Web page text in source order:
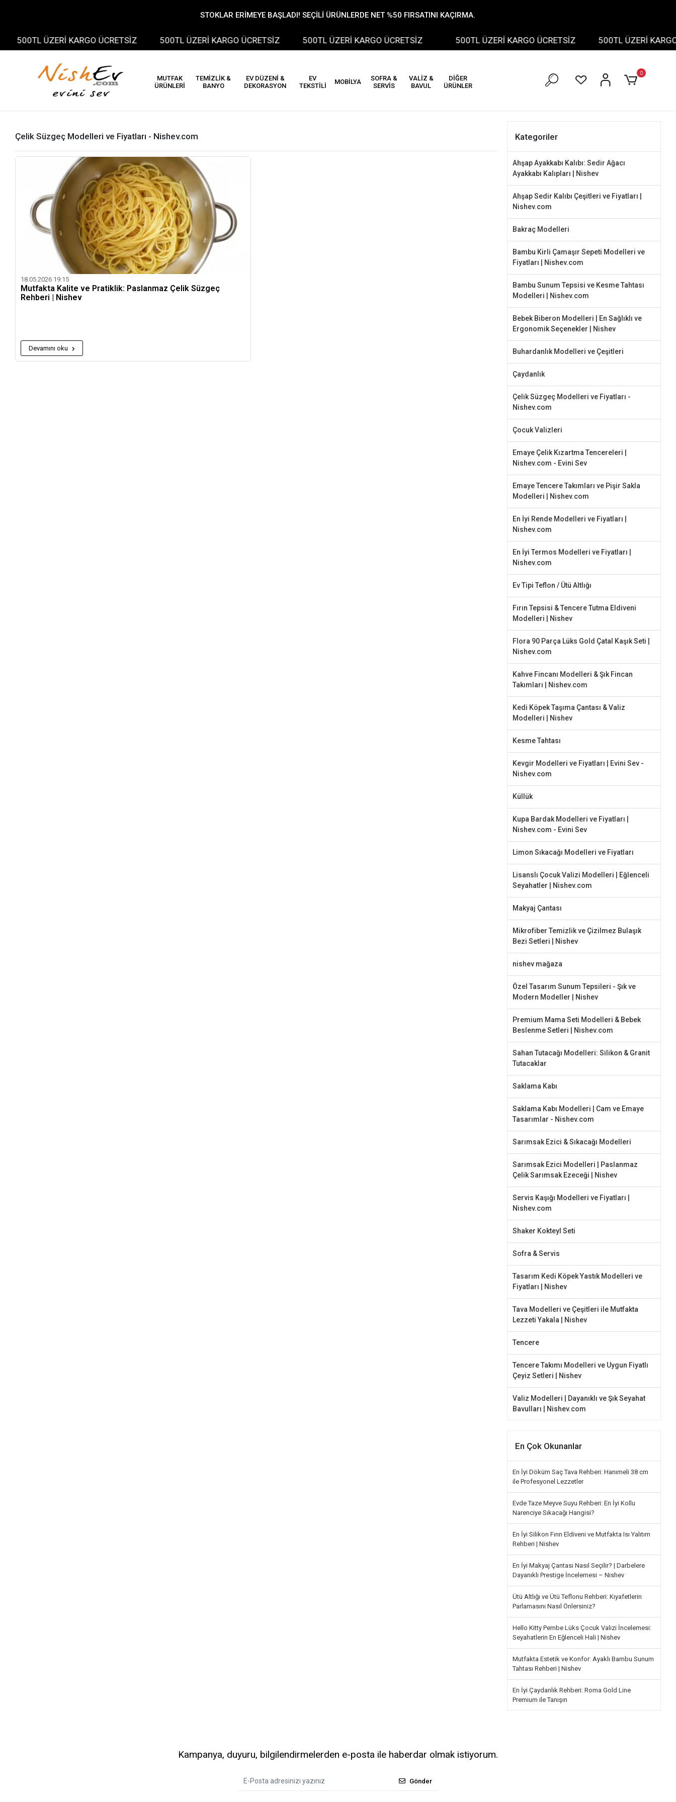
STOKLAR ERİMEYE BAŞLADI! SEÇİLİ ÜRÜNLERDE NET %50 FIRSATINI KAÇIRMA.
ÜZERİ KARGO ÜCRETSİZ 500TL ÜZERİ KARGO ÜCRETSİZ 500TL ÜZERİ KARGO ÜCRETSİZ 500TL ÜZERİ KARGO ÜCRETSİZ 500TL ÜZERİ KARGO
MUTFAK
ÜRÜNLERİ
TEMİZLİK &
BANYO
EV DÜZENİ &
DEKORASYON
EV
TEKSTİLİ
MOBİLYA
SOFRA &
SERVİS
VALİZ &
BAVUL
DİĞER
ÜRÜNLER
0
Çelik Süzgeç Modelleri ve Fiyatları - Nishev.com
18.05.2026 19:15
Mutfakta Kalite ve Pratiklik: Paslanmaz Çelik Süzgeç
Rehberi | Nishev
Devamını oku
Kategoriler
Ahşap Ayakkabı Kalıbı: Sedir Ağacı
Ayakkabı Kalıpları | Nishev
Ahşap Sedir Kalıbı Çeşitleri ve Fiyatları |
Nishev.com
Bakraç Modelleri
Bambu Kirli Çamaşır Sepeti Modelleri ve
Fiyatları | Nishev.com
Bambu Sunum Tepsisi ve Kesme Tahtası
Modelleri | Nishev.com
Bebek Biberon Modelleri | En Sağlıklı ve
Ergonomik Seçenekler | Nishev
Buhardanlık Modelleri ve Çeşitleri
Çaydanlık
Çelik Süzgeç Modelleri ve Fiyatları -
Nishev.com
Çocuk Valizleri
Emaye Çelik Kızartma Tencereleri |
Nishev.com - Evini Sev
Emaye Tencere Takımları ve Pişir Sakla
Modelleri | Nishev.com
En İyi Rende Modelleri ve Fiyatları |
Nishev.com
En İyi Termos Modelleri ve Fiyatları |
Nishev.com
Ev Tipi Teflon / Ütü Altlığı
Fırın Tepsisi & Tencere Tutma Eldiveni
Modelleri | Nishev
Flora 90 Parça Lüks Gold Çatal Kaşık Seti |
Nishev.com
Kahve Fincanı Modelleri & Şık Fincan
Takımları | Nishev.com
Kedi Köpek Taşıma Çantası & Valiz
Modelleri | Nishev
Kesme Tahtası
Kevgir Modelleri ve Fiyatları | Evini Sev -
Nishev.com
Küllük
Kupa Bardak Modelleri ve Fiyatları |
Nishev.com - Evini Sev
Limon Sıkacağı Modelleri ve Fiyatları
Lisanslı Çocuk Valizi Modelleri | Eğlenceli
Seyahatler | Nishev.com
Makyaj Çantası
Mikrofiber Temizlik ve Çizilmez Bulaşık
Bezi Setleri | Nishev
nishev mağaza
Özel Tasarım Sunum Tepsileri - Şık ve
Modern Modeller | Nishev
Premium Mama Seti Modelleri & Bebek
Beslenme Setleri | Nishev.com
Sahan Tutacağı Modelleri: Silikon & Granit
Tutacaklar
Saklama Kabı
Saklama Kabı Modelleri | Cam ve Emaye
Tasarımlar - Nishev.com
Sarımsak Ezici & Sıkacağı Modelleri
Sarımsak Ezici Modelleri | Paslanmaz
Çelik Sarımsak Ezeceği | Nishev
Servis Kaşığı Modelleri ve Fiyatları |
Nishev.com
Shaker Kokteyl Seti
Sofra & Servis
Tasarım Kedi Köpek Yastık Modelleri ve
Fiyatları | Nishev
Tava Modelleri ve Çeşitleri ile Mutfakta
Lezzeti Yakala | Nishev
Tencere
Tencere Takımı Modelleri ve Uygun Fiyatlı
Çeyiz Setleri | Nishev
Valiz Modelleri | Dayanıklı ve Şık Seyahat
Bavulları | Nishev.com
En Çok Okunanlar
En İyi Döküm Saç Tava Rehberi: Hanımeli 38 cm
ile Profesyonel Lezzetler
Evde Taze Meyve Suyu Rehberi: En İyi Kollu
Narenciye Sıkacağı Hangisi?
En İyi Silikon Fırın Eldiveni ve Mutfakta Isı Yalıtım
Rehberi | Nishev
En İyi Makyaj Çantası Nasıl Seçilir? | Darbelere
Dayanıklı Prestige İncelemesi – Nishev
Ütü Altlığı ve Ütü Teflonu Rehberi: Kıyafetlerin
Parlamasını Nasıl Önlersiniz?
Hello Kitty Pembe Lüks Çocuk Valizi İncelemesi:
Seyahatlerin En Eğlenceli Hali | Nishev
Mutfakta Estetik ve Konfor: Ayaklı Bambu Sunum
Tahtası Rehberi | Nishev
En İyi Çaydanlık Rehberi: Roma Gold Line
Premium ile Tanışın
Kampanya, duyuru, bilgilendirmelerden e-posta ile haberdar olmak istiyorum.
Gönder